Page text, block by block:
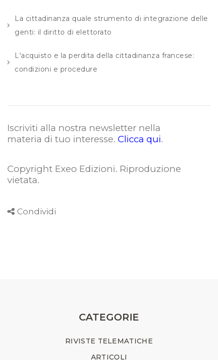
La cittadinanza quale strumento di integrazione delle
genti: il diritto di elettorato
L'acquisto e la perdita della cittadinanza francese:
condizioni e procedure
Iscriviti alla nostra newsletter nella
materia di tuo interesse. Clicca qui.
Copyright Exeo Edizioni. Riproduzione
vietata.
Condividi
CATEGORIE
RIVISTE TELEMATICHE
ARTICOLI